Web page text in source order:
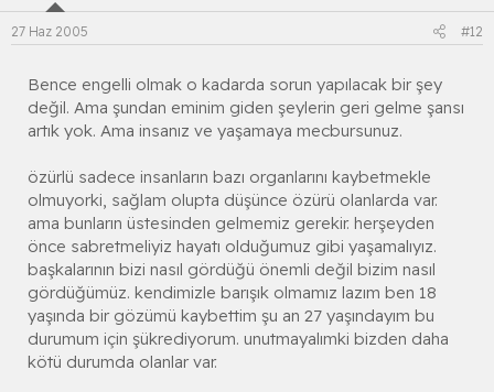
27 Haz 2005 #12
Bence engelli olmak o kadarda sorun yapılacak bir şey
değil. Ama şundan eminim giden şeylerin geri gelme şansı
artık yok. Ama insanız ve yaşamaya mecbursunuz.
özürlü sadece insanların bazı organlarını kaybetmekle
olmuyorki, sağlam olupta düşünce özürü olanlarda var.
ama bunların üstesinden gelmemiz gerekir. herşeyden
önce sabretmeliyiz hayatı olduğumuz gibi yaşamalıyız.
başkalarının bizi nasıl gördüğü önemli değil bizim nasıl
gördüğümüz. kendimizle barışık olmamız lazım ben 18
yaşında bir gözümü kaybettim şu an 27 yaşındayım bu
durumum için şükrediyorum. unutmayalımki bizden daha
kötü durumda olanlar var.